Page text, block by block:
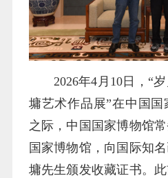
2026年4月10日，“
墉艺术作品展”在中国
之际，中国国家博物馆
国家博物馆，向国际知
墉先生颁发收藏证书。